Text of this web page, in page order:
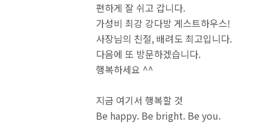
편하게 잘 쉬고 갑니다.
가성비 최강 강다방 게스트하우스!
사장님의 친절, 배려도 최고입니다.
다음에 또 방문하겠습니다.
행복하세요 ^^
지금 여기서 행복할 것
Be happy. Be bright. Be you.